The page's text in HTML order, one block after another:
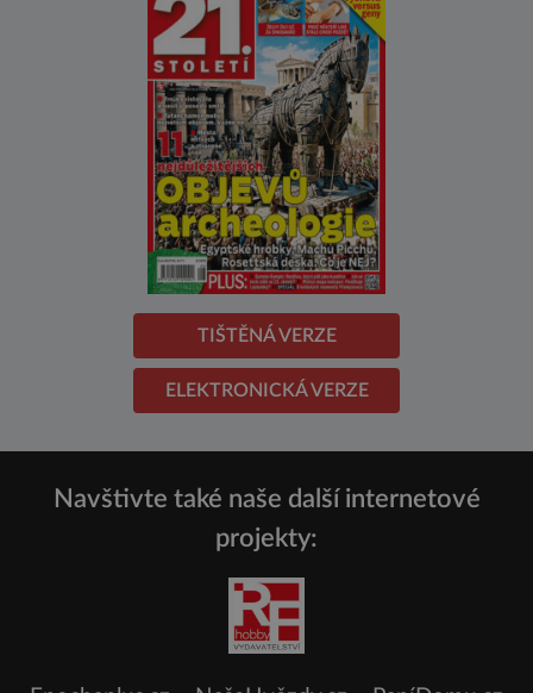
TIŠTĚNÁ VERZE
ELEKTRONICKÁ VERZE
Navštivte také naše další internetové
projekty: